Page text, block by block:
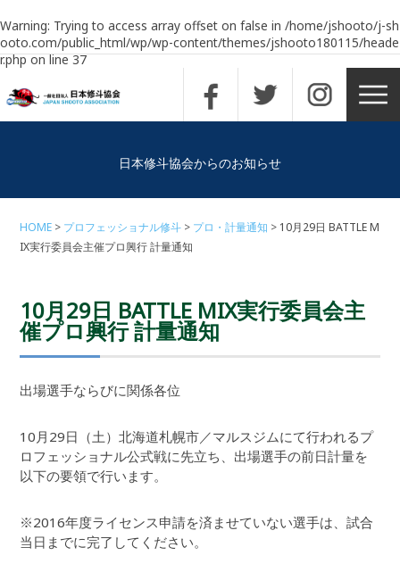
Warning: Trying to access array offset on false in /home/jshooto/j-sh
ooto.com/public_html/wp/wp-content/themes/jshooto180115/heade
r.phpon line37
日本修斗協会からのお知らせ
HOME プロフェッショナル修斗 プロ・計量通知
10月29日 BATTLE M
IX実行委員会主催プロ興行 計量通知
10月29日 BATTLE MIX実行委員会主
催プロ興行 計量通知
出場選手ならびに関係各位
10月29日（土）北海道札幌市／マルスジムにて行われるプ
ロフェッショナル公式戦に先立ち、出場選手の前日計量を
以下の要領で行います。
※2016年度ライセンス申請を済ませていない選手は、試合
当日までに完了してください。